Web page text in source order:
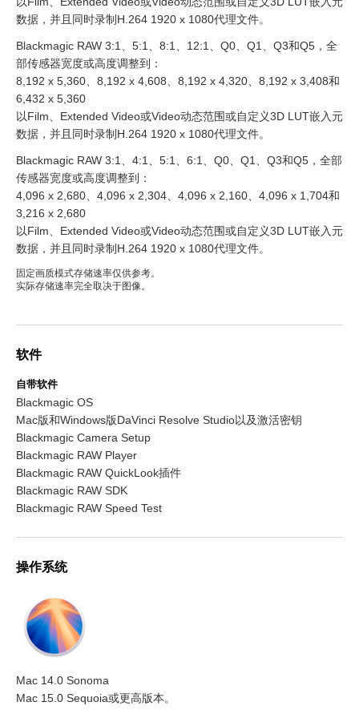
数据，并且同时录制H.264 1920 x 1080代理文件。
Blackmagic RAW 3:1、5:1、8:1、12:1、Q0、Q1、Q3和Q5，全
部传感器宽度或高度调整到：
8,192 x 5,360、8,192 x 4,608、8,192 x 4,320、8,192 x 3,408和
6,432 x 5,360
以Film、Extended Video或Video动态范围或自定义3D LUT嵌入元
数据，并且同时录制H.264 1920 x 1080代理文件。
Blackmagic RAW 3:1、4:1、5:1、6:1、Q0、Q1、Q3和Q5，全部
传感器宽度或高度调整到：
4,096 x 2,680、4,096 x 2,304、4,096 x 2,160、4,096 x 1,704和
3,216 x 2,680
以Film、Extended Video或Video动态范围或自定义3D LUT嵌入元
数据，并且同时录制H.264 1920 x 1080代理文件。
固定画质模式存储速率仅供参考。
实际存储速率完全取决于图像。
软件
自带软件
Blackmagic OS
Mac版和Windows版DaVinci Resolve Studio以及激活密钥
Blackmagic Camera Setup
Blackmagic RAW Player
Blackmagic RAW QuickLook插件
Blackmagic RAW SDK
Blackmagic RAW Speed Test
操作系统
Mac 14.0 Sonoma
Mac 15.0 Sequoia或更高版本。